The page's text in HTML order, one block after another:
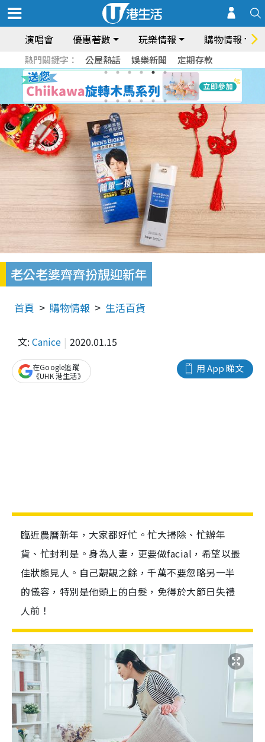
演唱會 優惠著數 玩樂情報 購物情報
熱門關鍵字： 公屋熱話 娛樂新聞 定期存款
老公老婆齊齊扮靚迎新年
首頁 購物情報 生活百貨
文: Canice 2020.01.15
用 App 睇文
在Google追蹤
《UHK 港生活》
臨近農曆新年，大家都好忙。忙大掃除、忙辦年
貨、忙封利是。身為人妻，更要做facial，希望以最
佳狀態見人。自己靚靚之餘，千萬不要忽略另一半
的儀容，特別是他頭上的白髮，免得於大節日失禮
人前！